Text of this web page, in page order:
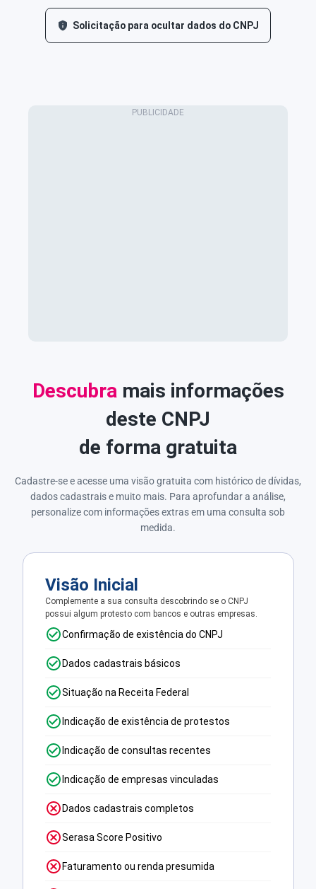
Solicitação para ocultar dados do CNPJ
Descubra mais informações
deste CNPJ
de forma gratuita
Cadastre-se e acesse uma visão gratuita com histórico de dívidas,
dados cadastrais e muito mais. Para aprofundar a análise,
personalize com informações extras em uma consulta sob
medida.
Visão Inicial
Complemente a sua consulta descobrindo se o CNPJ
possui algum protesto com bancos e outras empresas.
Confirmação de existência do CNPJ
Dados cadastrais básicos
Situação na Receita Federal
Indicação de existência de protestos
Indicação de consultas recentes
Indicação de empresas vinculadas
Dados cadastrais completos
Serasa Score Positivo
Faturamento ou renda presumida